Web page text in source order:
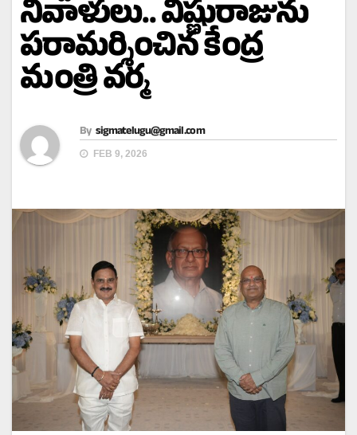
నివాళులు.. విష్ణురాజును
పరామర్శించిన కేంద్ర
మంత్రి వర్మ
By sigmatelugu@gmail.com
FEB 9, 2026